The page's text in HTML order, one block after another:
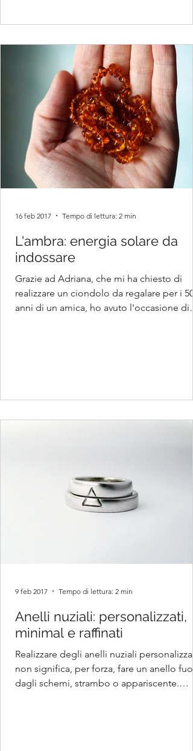
L'ambra: energia solare da
indossare
Grazie ad Adriana, che mi ha chiesto di
realizzare un ciondolo da regalare per i 50
anni di un amica, ho avuto l'occasione di
16 feb 2017 Tempo di lettura: 2 min
Anelli nuziali: personalizzati,
minimal e raffinati
Realizzare degli anelli nuziali personalizzati
non significa, per forza, fare un anello fuori
dagli schemi, strambo o appariscente.
9 feb 2017 Tempo di lettura: 2 min